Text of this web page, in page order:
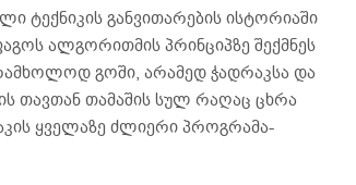
განვითარების ისტორიაში
ალგორითმის პრინციპზე შექმნეს
გოში, არამედ ჭადრაკსა და
თავთან თამაშის სულ რაღაც ცხრა
ყველაზე ძლიერი პროგრამა-